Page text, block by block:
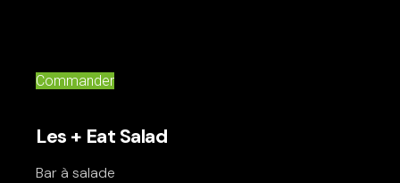
Commander
Les + Eat Salad
Bar à salade